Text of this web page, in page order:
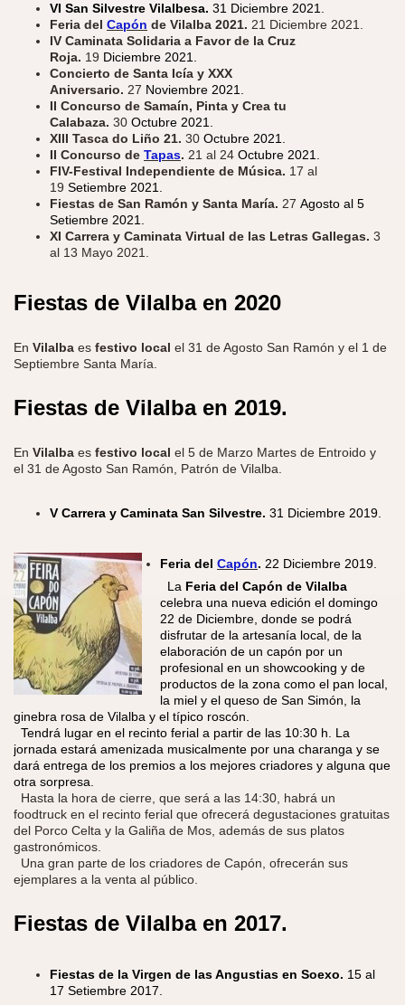
VI San Silvestre Vilalbesa. 31 Diciembre 2021.
Feria del Capón de Vilalba 2021. 21 Diciembre 2021.
IV Caminata Solidaria a Favor de la Cruz
Roja. 19 Diciembre 2021.
Concierto de Santa Icía y XXX
Aniversario. 27 Noviembre 2021.
II Concurso de Samaín, Pinta y Crea tu
Calabaza. 30 Octubre 2021.
XIII Tasca do Liño 21. 30 Octubre 2021.
II Concurso de Tapas. 21 al 24 Octubre 2021.
FIV-Festival Independiente de Música. 17 al
19 Setiembre 2021.
Fiestas de San Ramón y Santa María. 27 Agosto al 5
Setiembre 2021.
XI Carrera y Caminata Virtual de las Letras Gallegas. 3
al 13 Mayo 2021.
Fiestas de Vilalba en 2020
En Vilalba es festivo local el 31 de Agosto San Ramón y el 1 de
Septiembre Santa María.
Fiestas de Vilalba en 2019.
En Vilalba es festivo local el 5 de Marzo Martes de Entroido y
el 31 de Agosto San Ramón, Patrón de Vilalba.
V Carrera y Caminata San Silvestre. 31 Diciembre 2019.
Feria del Capón. 22 Diciembre 2019.
​ La Feria del Capón de Vilalba
celebra una nueva edición el domingo
22 de Diciembre, donde se podrá
disfrutar de la artesanía local, de la
elaboración de un capón por un
profesional en un showcooking y de
productos de la zona como el pan local,
la miel y el queso de San Simón, la
ginebra rosa de Vilalba y el típico roscón.
Tendrá lugar en el recinto ferial a partir de las 10:30 h. La
jornada estará amenizada musicalmente por una charanga y se
dará entrega de los premios a los mejores criadores y alguna que
otra sorpresa.
Hasta la hora de cierre, que será a las 14:30, habrá un
foodtruck en el recinto ferial que ofrecerá degustaciones gratuitas
del Porco Celta y la Galiña de Mos, además de sus platos
gastronómicos.
Una gran parte de los criadores de Capón, ofrecerán sus
ejemplares a la venta al público.
Fiestas de Vilalba en 2017.
Fiestas de la Virgen de las Angustias en Soexo. 15 al
17 Setiembre 2017.